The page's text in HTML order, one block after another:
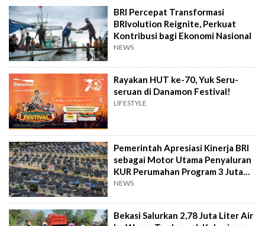
BRI Percepat Transformasi
BRIvolution Reignite, Perkuat
Kontribusi bagi Ekonomi Nasional
NEWS
Rayakan HUT ke-70, Yuk Seru-
seruan di Danamon Festival!
LIFESTYLE
Pemerintah Apresiasi Kinerja BRI
sebagai Motor Utama Penyaluran
KUR Perumahan Program 3 Juta
Rumah
NEWS
Bekasi Salurkan 2,78 Juta Liter Air